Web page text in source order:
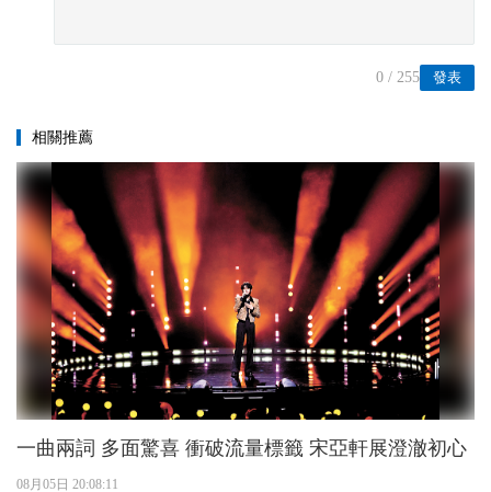
發表
0 / 255
相關推薦
一曲兩詞 多面驚喜 衝破流量標籤 宋亞軒展澄澈初心
08月05日 20:08:11